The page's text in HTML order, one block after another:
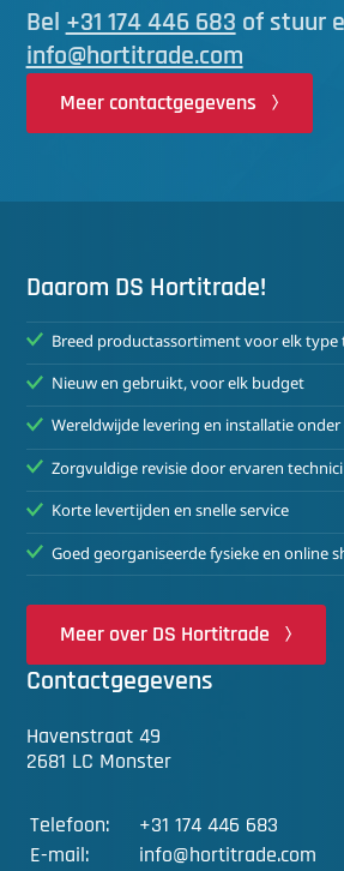
Bel +31 174 446 683 of stuur
info@hortitrade.com
Meer contactgegevens
Daarom DS Hortitrade!
Breed productassortiment voor elk type
Nieuw en gebruikt, voor elk budget
Wereldwijde levering en installatie
Zorgvuldige revisie door ervaren technici
Korte levertijden en snelle service
Goed georganiseerde fysieke en online
Meer over DS Hortitrade
Contactgegevens
Havenstraat 49
2681 LC Monster
Telefoon:
+31 174 446 683
E-mail:
info@hortitrade.com